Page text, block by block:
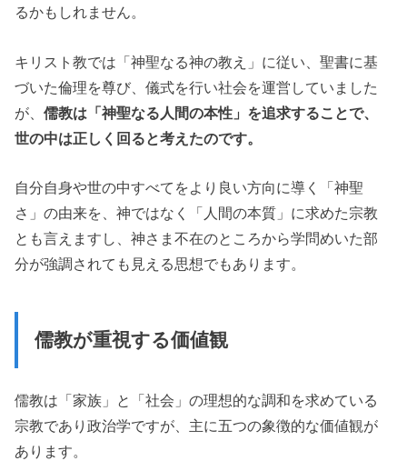
るかもしれません。
キリスト教では「神聖なる神の教え」に従い、聖書に基
づいた倫理を尊び、儀式を行い社会を運営していました
が、儒教は「神聖なる人間の本性」を追求することで、
世の中は正しく回ると考えたのです。
自分自身や世の中すべてをより良い方向に導く「神聖
さ」の由来を、神ではなく「人間の本質」に求めた宗教
とも言えますし、神さま不在のところから学問めいた部
分が強調されても見える思想でもあります。
儒教が重視する価値観
儒教は「家族」と「社会」の理想的な調和を求めている
宗教であり政治学ですが、主に五つの象徴的な価値観が
あります。